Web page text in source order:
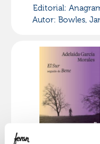
Editorial:
Autor: Bowles,